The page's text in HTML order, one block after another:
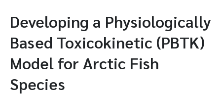
Developing a Physiologically
Based Toxicokinetic (PBTK)
Model for Arctic Fish
Species